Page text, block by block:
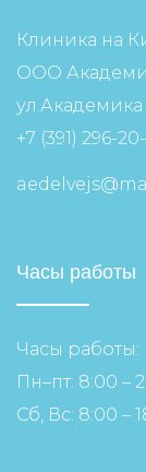
Клиника на
ООО
+7 (391) 296-
Часы работы
Часы работы:
Пн–пт: 8:00 –
Сб, Вс: 8:00 –